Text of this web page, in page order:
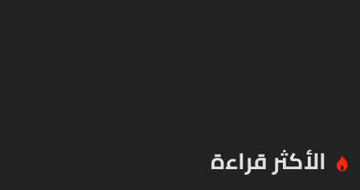
الأكثر قراءة